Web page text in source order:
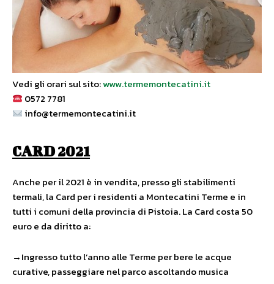
Vedi gli orari sul sito:www.termemontecatini.it
0572 7781
info@termemontecatini.it
CARD 2021
Anche per il 2021 è in vendita, presso gli stabilimenti
termali, la Card per i residenti a Montecatini Terme e in
tutti i comuni della provincia di Pistoia. La Card costa 50
euro e da diritto a:
→Ingresso tutto l’anno alle Terme per bere le acque
curative, passeggiare nel parco ascoltando musica